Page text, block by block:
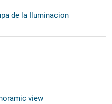
de la Iluminacion
view